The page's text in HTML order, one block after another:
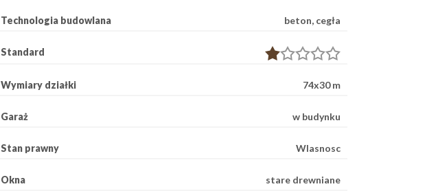
Technologia budowlana beton, cegła
Standard
Wymiary działki 74x30 m
Garaż w budynku
Stan prawny Wlasnosc
Okna stare drewniane